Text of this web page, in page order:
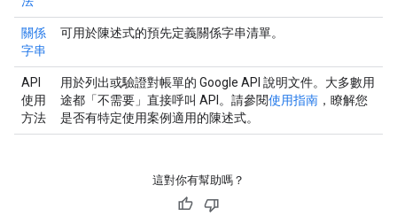
關係
字串
可用於陳述式的預先定義關係字串清單。
API
使用
方法
用於列出或驗證對帳單的 Google API 說明文件。大多數用
途都「不需要」直接呼叫 API。請參閱使用指南 ，瞭解您
是否有特定使用案例適用的陳述式。
這對你有幫助嗎？